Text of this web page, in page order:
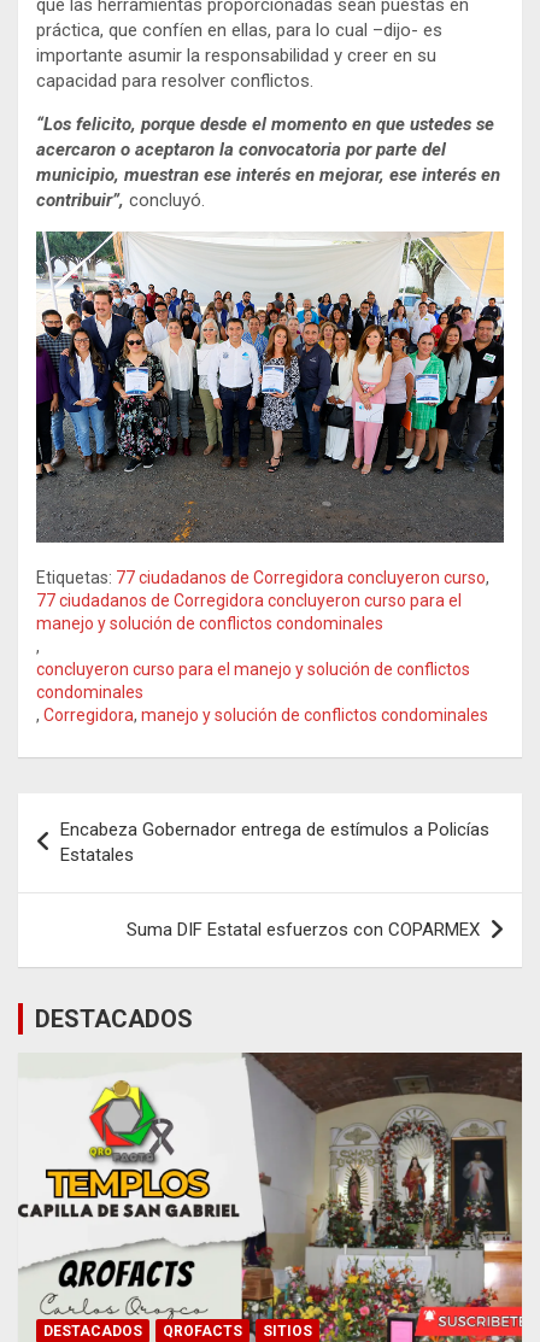
práctica, que confíen en ellas, para lo cual –dijo- es
importante asumir la responsabilidad y creer en su
capacidad para resolver conflictos.
“Los felicito, porque desde el momento en que ustedes se
acercaron o aceptaron la convocatoria por parte del
municipio, muestran ese interés en mejorar, ese interés en
contribuir”, concluyó.
Etiquetas: 77 ciudadanos de Corregidora concluyeron curso,
77 ciudadanos de Corregidora concluyeron curso para el
manejo y solución de conflictos condominales
,
concluyeron curso para el manejo y solución de conflictos
condominales
, Corregidora, manejo y solución de conflictos condominales
de
entradas
Encabeza Gobernador entrega de estímulos a Policías
Estatales
Suma DIF Estatal esfuerzos con COPARMEX
DESTACADOS
DESTACADOS QROFACTS SITIOS